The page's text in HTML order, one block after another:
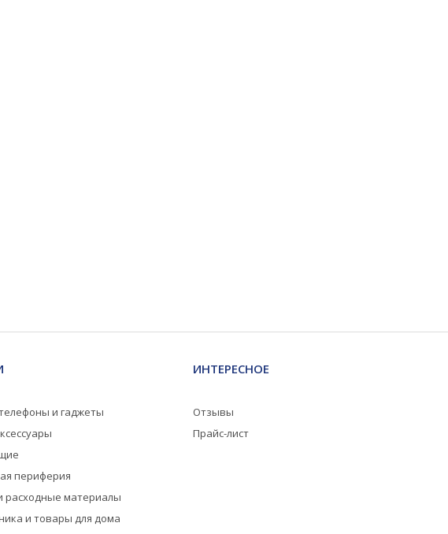
и гаджеты
периферия
расходные материалы
и товары для дома
ИНТЕРЕСНОЕ
Отзывы
Прайс-лист